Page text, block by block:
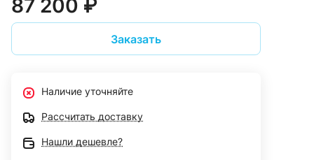
87 200 ₽
Заказать
Наличие уточняйте
Рассчитать доставку
Нашли дешевле?